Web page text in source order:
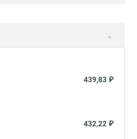
439,83 ₽
432,22 ₽